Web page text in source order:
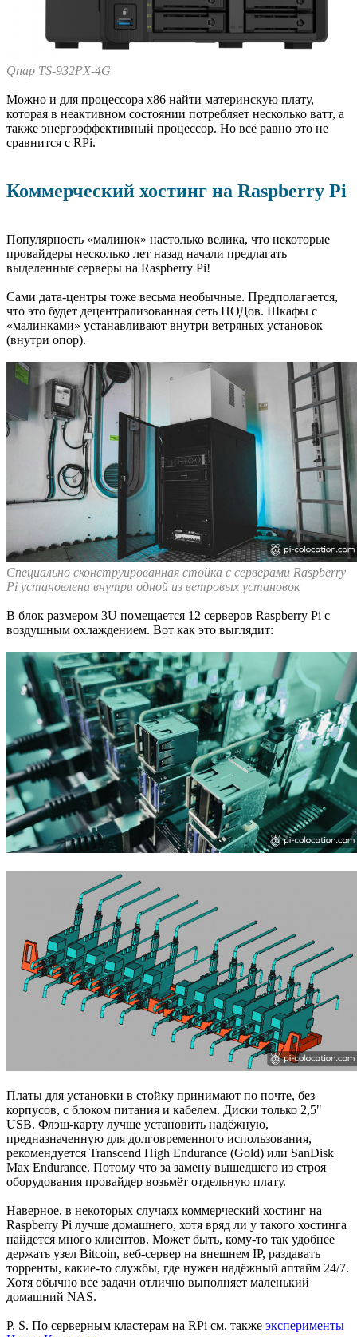
Qnap TS-932PX-4G
Можно и для процессора x86 найти материнскую плату,
которая в неактивном состоянии потребляет несколько ватт, а
также энергоэффективный процессор. Но всё равно это не
сравнится с RPi.
Коммерческий хостинг на Raspberry Pi
Популярность «малинок» настолько велика, что некоторые
провайдеры несколько лет назад начали предлагать
выделенные серверы на Raspberry Pi!
Сами дата-центры тоже весьма необычные. Предполагается,
что это будет децентрализованная сеть ЦОДов. Шкафы с
«малинками» устанавливают внутри ветряных установок
(внутри опор).
Специально сконструированная стойка с серверами Raspberry
Pi установлена внутри одной из ветровых установок
В блок размером 3U помещается 12 серверов Raspberry Pi с
воздушным охлаждением. Вот как это выглядит:
Платы для установки в стойку принимают по почте, без
корпусов, с блоком питания и кабелем. Диски только 2,5"
USB. Флэш-карту лучше установить надёжную,
предназначенную для долговременного использования,
рекомендуется Transcend High Endurance (Gold) или SanDisk
Max Endurance. Потому что за замену вышедшего из строя
оборудования провайдер возьмёт отдельную плату.
Наверное, в некоторых случаях коммерческий хостинг на
Raspberry Pi лучше домашнего, хотя вряд ли у такого хостинга
найдется много клиентов. Может быть, кому-то так удобнее
держать узел Bitcoin, веб-сервер на внешнем IP, раздавать
торренты, какие-то службы, где нужен надёжный аптайм 24/7.
Хотя обычно все задачи отлично выполняет маленький
домашний NAS.
P. S. По серверным кластерам на RPi см. также эксперименты